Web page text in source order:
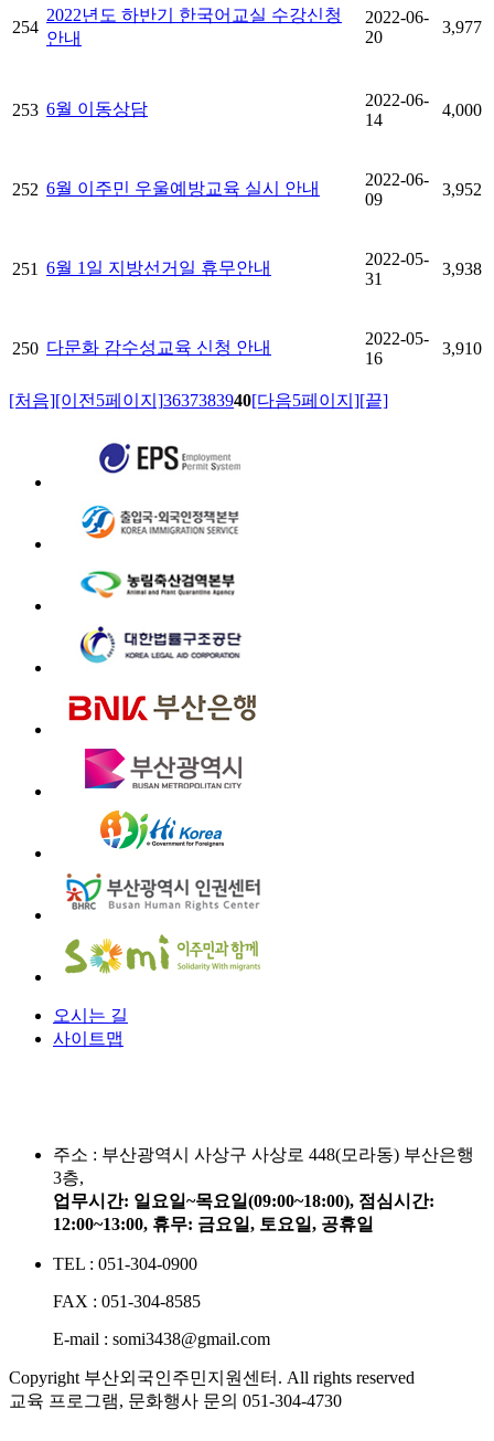
254
2022년도 하반기 한국어교실 수강신청
안내
2022-06-
20
3,977
253 6월 이동상담
2022-06-
14
4,000
252 6월 이주민 우울예방교육 실시 안내
2022-06-
09
3,952
251 6월 1일 지방선거일 휴무안내
2022-05-
31
3,938
250 다문화 감수성교육 신청 안내
2022-05-
16
3,910
[처음][이전5페이지]3637383940[다음5페이지][끝]
오시는 길
사이트맵
주소 : 부산광역시 사상구 사상로 448(모라동) 부산은행
3층,
업무시간: 일요일~목요일(09:00~18:00), 점심시간:
12:00~13:00, 휴무: 금요일, 토요일, 공휴일
TEL : 051-304-0900
FAX : 051-304-8585
E-mail : somi3438@gmail.com
Copyright 부산외국인주민지원센터. All rights reserved
교육 프로그램, 문화행사 문의 051-304-4730